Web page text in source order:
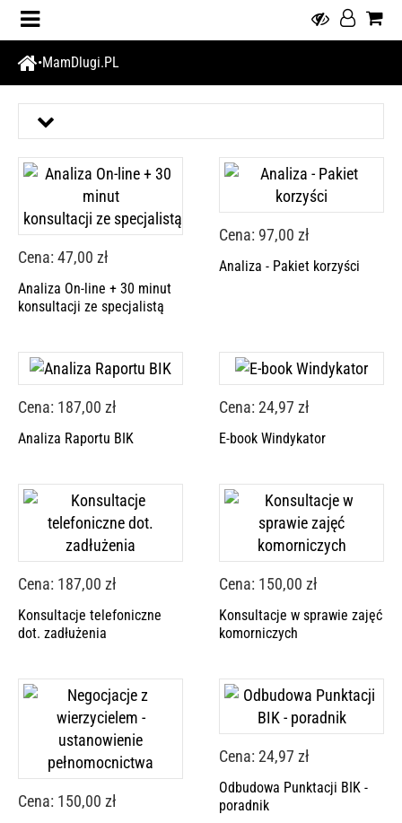
MamDlugi.PL
Cena: 47,00 zł
Analiza On-line + 30 minut
konsultacji ze specjalistą
Cena: 97,00 zł
Analiza - Pakiet korzyści
Cena: 187,00 zł
Analiza Raportu BIK
Cena: 24,97 zł
E-book Windykator
Cena: 187,00 zł
Konsultacje telefoniczne
dot. zadłużenia
Cena: 150,00 zł
Konsultacje w sprawie zajęć
komorniczych
Cena: 150,00 zł
Cena: 24,97 zł
Odbudowa Punktacji BIK -
poradnik